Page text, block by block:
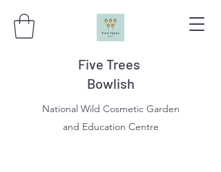
Five Trees
Bowlish
National Wild Cosmetic Garden
and Education Centre